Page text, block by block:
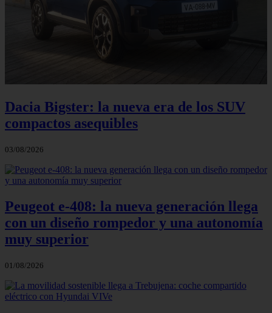
Dacia Bigster: la nueva era de los SUV
compactos asequibles
03/08/2026
Peugeot e-408: la nueva generación llega
con un diseño rompedor y una autonomía
muy superior
01/08/2026